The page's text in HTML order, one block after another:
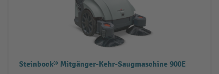
Steinbock® Mitgänger-Kehr-Saugmaschine 900E